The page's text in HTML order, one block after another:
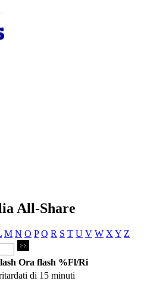
All-Share
M N O P Q R S T U V W X Y Z
Ora flash %Fl/Ri
di 15 minuti